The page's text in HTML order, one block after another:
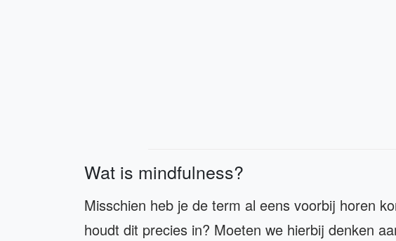
Wat is mindfulness?
Misschien heb je de term al eens voorbij horen
houdt dit precies in? Moeten we hierbij denken